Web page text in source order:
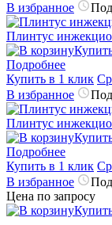
В избранное
Под
Плинтус
Подробнее
Купить в 1 клик
В избранное
Под
Плинтус
Подробнее
Купить в 1 клик
В избранное
Под
Цена по запросу